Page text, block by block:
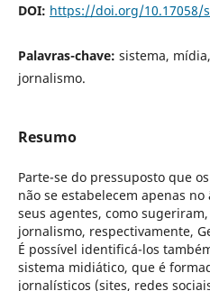
DOI: https://doi.org/10.17058/
Palavras-chave: sistema,
jornalismo.
Resumo
Parte-se do pressuposto que
não se estabelecem apenas
seus agentes, como
jornalismo, respectivamente,
É possível identificá-los
sistema midiático, que é
jornalísticos (sites, redes